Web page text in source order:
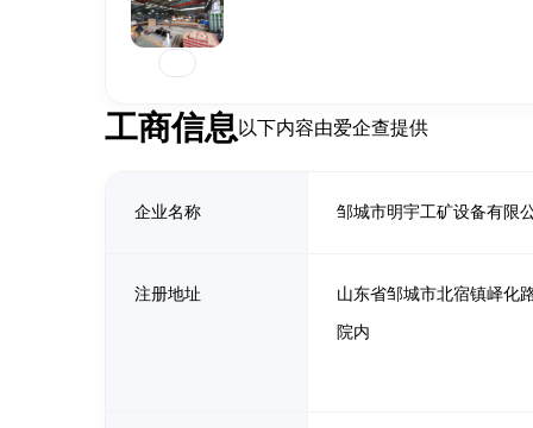
工商信息以下内容由爱企查提供
企业名称 邹城市明宇工矿设备有限
注册地址 山东省邹城市北宿镇峄化
院内